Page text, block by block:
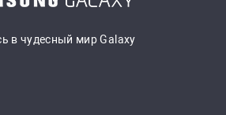
в чудесный мир Galaxy